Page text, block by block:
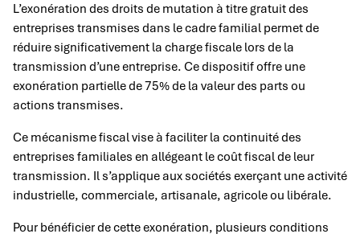
L’exonération des droits de mutation à titre gratuit des
entreprises transmises dans le cadre familial permet de
réduire significativement la charge fiscale lors de la
transmission d’une entreprise. Ce dispositif offre une
exonération partielle de 75% de la valeur des parts ou
actions transmises.
Ce mécanisme fiscal vise à faciliter la continuité des
entreprises familiales en allégeant le coût fiscal de leur
transmission. Il s’applique aux sociétés exerçant une activité
industrielle, commerciale, artisanale, agricole ou libérale.
Pour bénéficier de cette exonération, plusieurs conditions